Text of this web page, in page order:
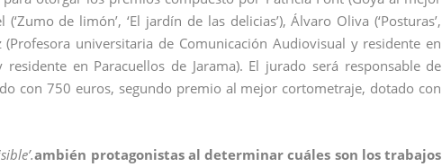
de limón’, ‘El jardín de las delicias’), Álvaro Oliva (‘Posturas’,
(Profesora universitaria de Comunicación Audiovisual y residente en
en Paracuellos de Jarama). El jurado será responsable de
con 750 euros, segundo premio al mejor cortometraje, dotado con
ambién protagonistas al determinar cuáles son los trabajos